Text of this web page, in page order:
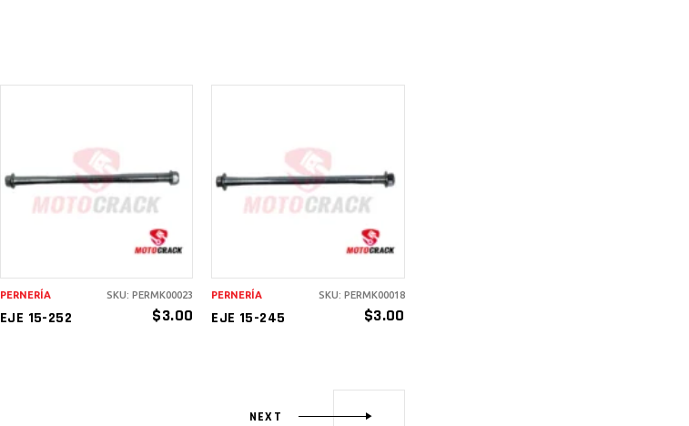
AÑADIR AL
CARRITO
EJE 15-252 $3.00
PERNERÍA SKU: PERMK00023
AÑADIR AL
CARRITO
EJE 15-245 $3.00
PERNERÍA SKU: PERMK00018
NEXT